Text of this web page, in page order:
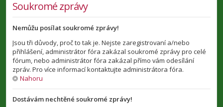
Soukromé zprávy
Nemůžu posílat soukromé zprávy!
Jsou tři důvody, proč to tak je. Nejste zaregistrovaní a/nebo
přihlášení, administrátor fóra zakázal soukromé zprávy pro celé
fórum, nebo administrátor fóra zakázal přímo vám odesílání
zpráv. Pro více informací kontaktujte administrátora fóra.
Nahoru
Dostávám nechtěné soukromé zprávy!